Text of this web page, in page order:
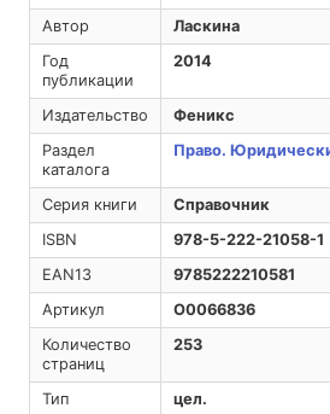
Автор
Ласкина
Год
публикации
2014
Издательство
Феникс
Раздел
каталога
Право.
Серия книги
Справочник
ISBN
978-5-222-21058-1
EAN13
9785222210581
Артикул
O0066836
Количество
страниц
253
Тип
цел.